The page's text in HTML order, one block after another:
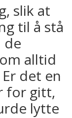
slik at
til å stå
de
alltid
det en
for gitt,
lytte